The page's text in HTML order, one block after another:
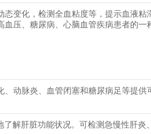
态变化，检测全血粘度等，提示血液
血压、糖尿病、心脑血管疾病患者的一
、动脉炎、血管闭塞和糖尿病足等提
了解肝脏功能状况。可检测急慢性肝炎